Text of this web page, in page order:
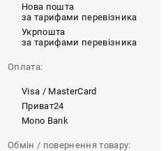
Нова пошта
за тарифами перевізника
Укрпошта
за тарифами перевізника
Оплата:
Visa / MasterCard
Приват24
Mono Bank
Обмін / повернення товару: